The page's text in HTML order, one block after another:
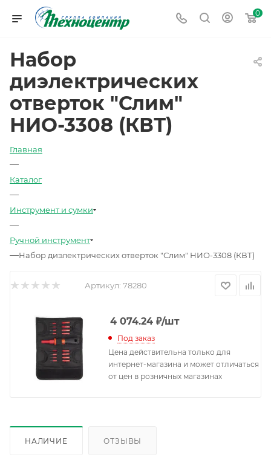
0
Набор
диэлектрических
отверток "Слим"
НИО-3308 (КВТ)
Главная
—
Каталог
—
Инструмент и сумки
—
Ручной инструмент
—Набор диэлектрических отверток "Слим" НИО-3308 (КВТ)
Артикул: 78280
4 074.24₽/шт
Под заказ
Цена действительна только для
интернет-магазина и может отличаться
от цен в розничных магазинах
НАЛИЧИЕ ОТЗЫВЫ